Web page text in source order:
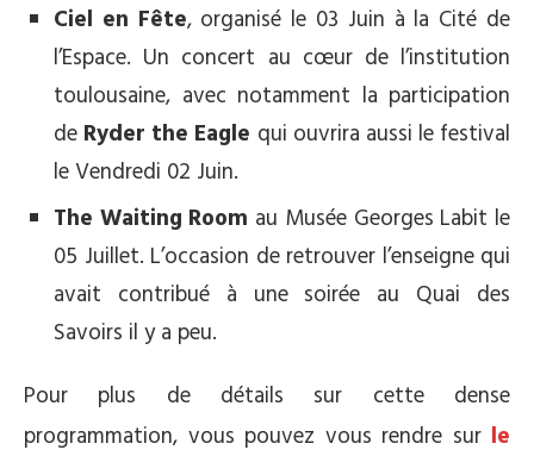
Ciel en Fête, organisé le 03 Juin à la Cité de
l’Espace. Un concert au cœur de l’institution
toulousaine, avec notamment la participation
de Ryder the Eagle qui ouvrira aussi le festival
le Vendredi 02 Juin.
The Waiting Room au Musée Georges Labit le
05 Juillet. L’occasion de retrouver l’enseigne qui
avait contribué à une soirée au Quai des
Savoirs il y a peu.
Pour plus de détails sur cette dense
programmation, vous pouvez vous rendre sur le